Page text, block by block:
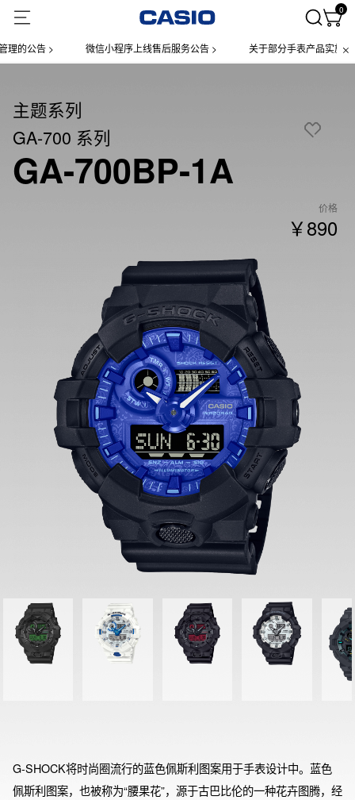
0
公告 > 微信小程序上线售后服务公告 > 关于部分手表产品实施【一
主题系列
GA-700 系列
GA-700BP-1A
价格
￥890
G-SHOCK将时尚圈流行的蓝色佩斯利图案用于手表设计中。蓝色
佩斯利图案，也被称为“腰果花”，源于古巴比伦的一种花卉图腾，经